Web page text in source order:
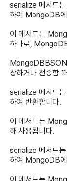
serialize 메서드
하여 MongoDB에
이 메서드는
하나로,
장하거나 전송할
serialize 메서드
하여 반환합니다.
이 메서드는
해 사용됩니다.
serialize 메서드
하여 MongoDB에